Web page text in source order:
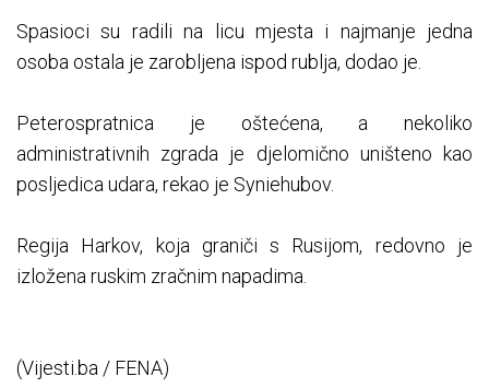
Spasioci su radili na licu mjesta i najmanje jedna
osoba ostala je zarobljena ispod rublja, dodao je.
Peterospratnica je oštećena, a nekoliko
administrativnih zgrada je djelomično uništeno kao
posljedica udara, rekao je Syniehubov.
Regija Harkov, koja graniči s Rusijom, redovno je
izložena ruskim zračnim napadima.
(Vijesti.ba / FENA)